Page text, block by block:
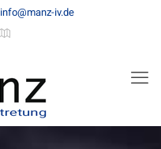
info@manz-iv.de